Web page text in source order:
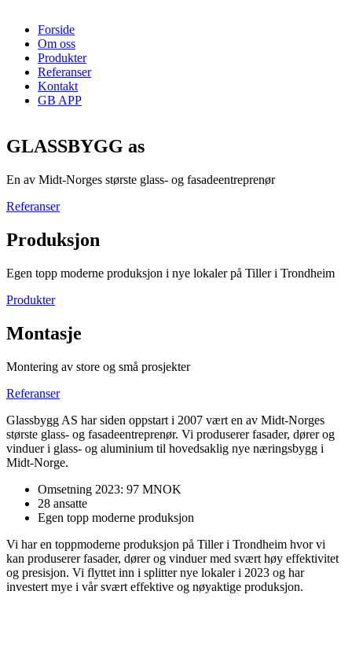
Forside
Om oss
Produkter
Referanser
Kontakt
GB APP
GLASSBYGG as
En av Midt-Norges største glass- og fasadeentreprenør
Referanser
Produksjon
Egen topp moderne produksjon i nye lokaler på Tiller i Trondheim
Produkter
Montasje
Montering av store og små prosjekter
Referanser
Glassbygg AS har siden oppstart i 2007 vært en av Midt-Norges
største glass- og fasadeentreprenør. Vi produserer fasader, dører og
vinduer i glass- og aluminium til hovedsaklig nye næringsbygg i
Midt-Norge.
Omsetning 2023: 97 MNOK
28 ansatte
Egen topp moderne produksjon
Vi har en toppmoderne produksjon på Tiller i Trondheim hvor vi
kan produserer fasader, dører og vinduer med svært høy effektivitet
og presisjon. Vi flyttet inn i splitter nye lokaler i 2023 og har
investert mye i vår svært effektive og nøyaktige produksjon.